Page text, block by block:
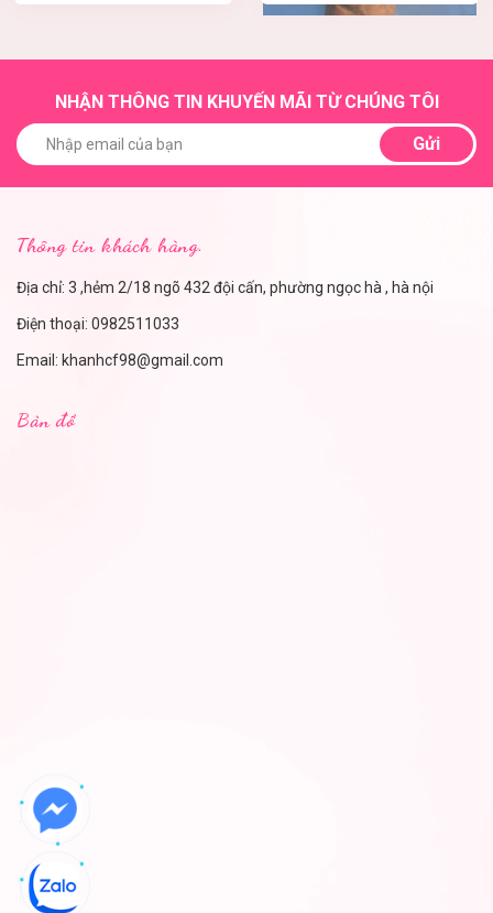
NHẬN THÔNG TIN KHUYẾN MÃI TỪ CHÚNG TÔI
Gửi
Thông tin khách hàng.
Địa chỉ: 3 ,hẻm 2/18 ngõ 432 đội cấn, phường ngọc hà , hà nội
Điện thoại: 0982511033
Email: khanhcf98@gmail.com
Bản đồ